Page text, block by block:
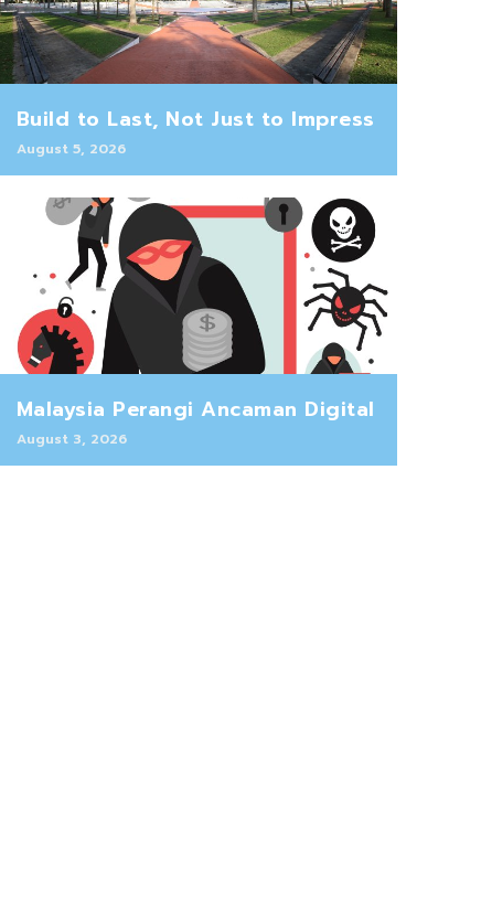
Build to Last, Not Just to Impress
August 5, 2026
Malaysia Perangi Ancaman Digital
August 3, 2026